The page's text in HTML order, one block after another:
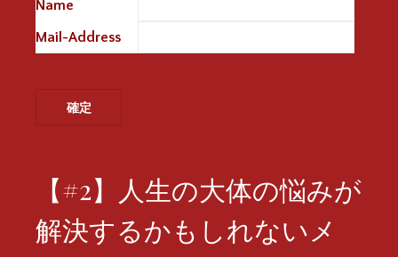
Name
Mail-Address
【#2】人生の大体の悩みが
解決するかもしれないメ